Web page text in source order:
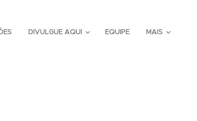
DIVULGUE AQUI EQUIPE MAIS